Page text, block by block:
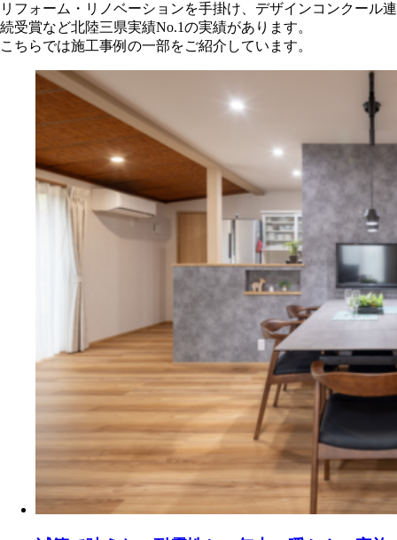
リフォーム・リノベーションを手掛け、デザインコンクール連
続受賞など北陸三県実績No.1の実績があります。
こちらでは施工事例の一部をご紹介しています。